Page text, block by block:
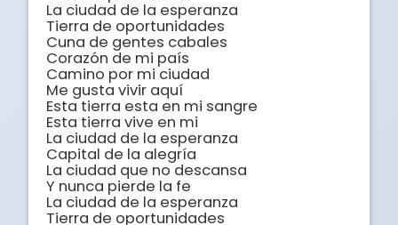
La ciudad de la esperanza
Tierra de oportunidades
Cuna de gentes cabales
Corazón de mi país
Camino por mi ciudad
Me gusta vivir aquí
Esta tierra esta en mi sangre
Esta tierra vive en mi
La ciudad de la esperanza
Capital de la alegría
La ciudad que no descansa
Y nunca pierde la fe
La ciudad de la esperanza
Tierra de oportunidades